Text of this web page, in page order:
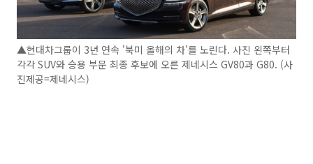
▲현대차그룹이 3년 연속 '북미 올해의 차'를 노린다. 사진 왼쪽부터
각각 SUV와 승용 부문 최종 후보에 오른 제네시스 GV80과 G80. (사
진제공=제네시스)